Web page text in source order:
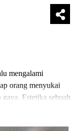
mengalami
orang menyukai
Estetika sebuah